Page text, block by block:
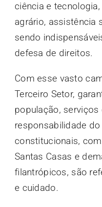
ciência e
agrário, assistência
sendo
defesa de direitos.
Com esse vasto
Terceiro Setor,
população, serviços
responsabilidade
constitucionais,
Santas Casas e
filantrópicos, são
e cuidado.